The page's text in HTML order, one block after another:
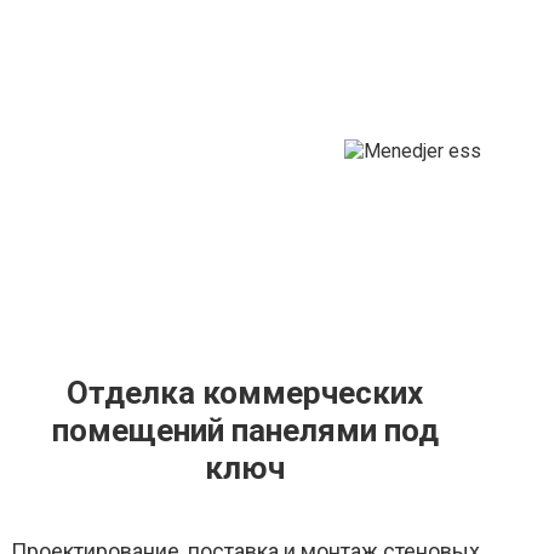
Отделка коммерческих
помещений панелями под
ключ